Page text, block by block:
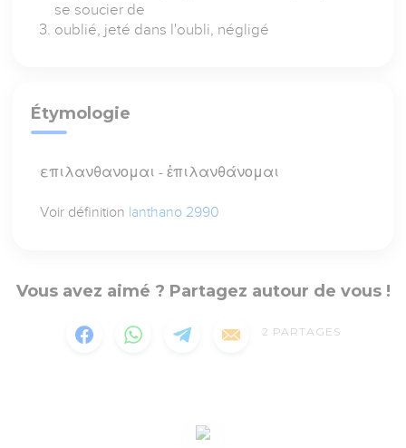
se soucier de
oublié, jeté dans l'oubli, négligé
Étymologie
επιλανθανομαι - ἐπιλανθάνομαι
Voir définition lanthano 2990
Vous avez aimé ? Partagez autour de vous !
2 PARTAGES